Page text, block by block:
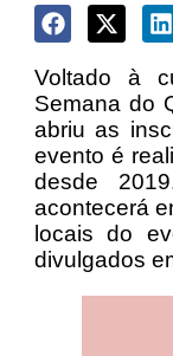
Voltado à
Semana do
abriu as
evento é
desde
acontecerá
locais do
divulgados